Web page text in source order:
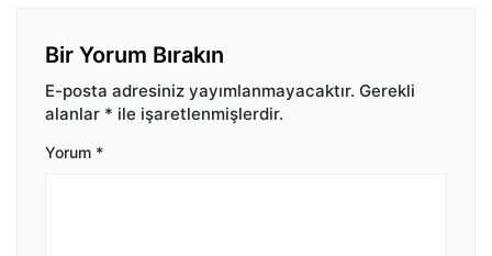
Bir Yorum Bırakın
E-posta adresiniz yayımlanmayacaktır. Gerekli
alanlar * ile işaretlenmişlerdir.
Yorum *